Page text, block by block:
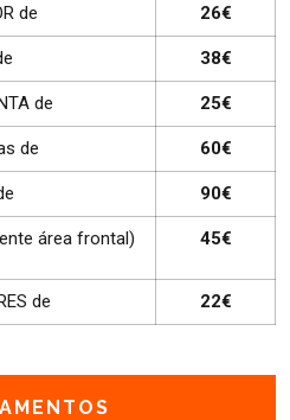
de 26€
38€
de 25€
de 60€
90€
área frontal)
45€
de 22€